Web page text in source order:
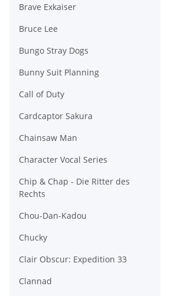
Brave Exkaiser
Bruce Lee
Bungo Stray Dogs
Bunny Suit Planning
Call of Duty
Cardcaptor Sakura
Chainsaw Man
Character Vocal Series
Chip & Chap - Die Ritter des
Rechts
Chou-Dan-Kadou
Chucky
Clair Obscur: Expedition 33
Clannad